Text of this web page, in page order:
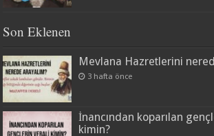
Son Eklenen
Mevlana Hazretlerini
3 hafta önce
İnancından koparılan
kimin?